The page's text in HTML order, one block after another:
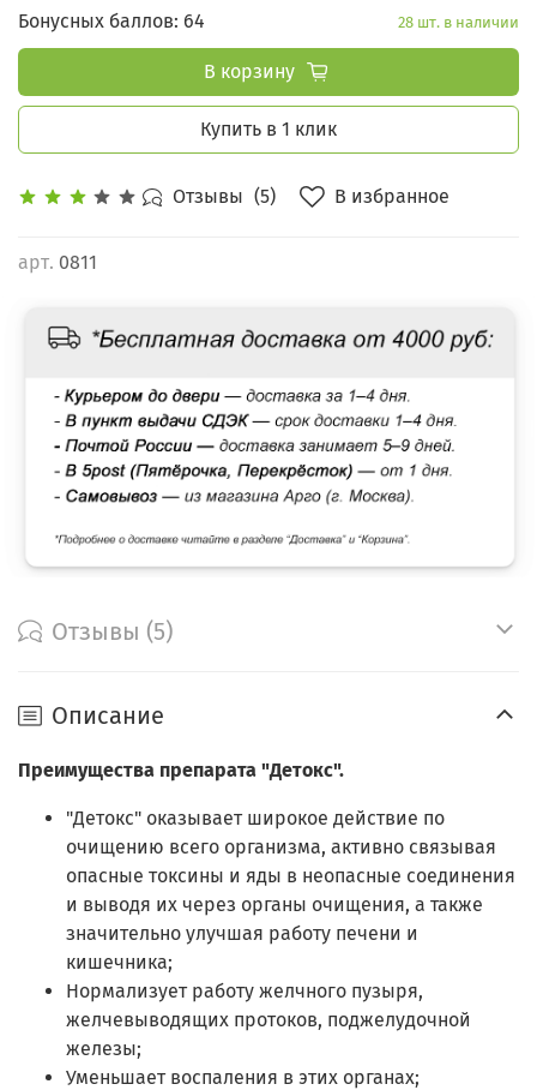
Отзывы (5) В избранное
арт. 0811
Бонусных баллов: 64 28 шт. в наличии
В корзину
Купить в 1 клик
Отзывы (5)
Описание
Преимущества препарата "Детокс".
"Детокс" оказывает широкое действие по
очищению всего организма, активно связывая
опасные токсины и яды в неопасные соединения
и выводя их через органы очищения, а также
значительно улучшая работу печени и
кишечника;
Нормализует работу желчного пузыря,
желчевыводящих протоков, поджелудочной
железы;
Уменьшает воспаления в этих органах;